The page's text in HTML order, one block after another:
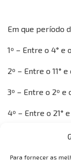
Para fornecer as
Em que período
1º – Entre o 4° e
2º – Entre o 11° e
3º – Entre o 2º e
4º – Entre o 21°
5º – No dia